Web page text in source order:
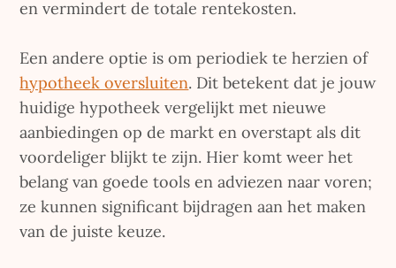
en vermindert de totale rentekosten.
Een andere optie is om periodiek te herzien of
hypotheek oversluiten. Dit betekent dat je jouw
huidige hypotheek vergelijkt met nieuwe
aanbiedingen op de markt en overstapt als dit
voordeliger blijkt te zijn. Hier komt weer het
belang van goede tools en adviezen naar voren;
ze kunnen significant bijdragen aan het maken
van de juiste keuze.